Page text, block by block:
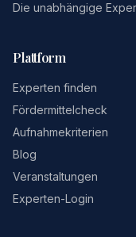
Die unabhängige
Plattform
Experten finden
Fördermittelcheck
Aufnahmekriterien
Blog
Veranstaltungen
Experten-Login